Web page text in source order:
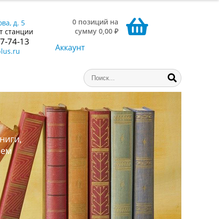
д. 5
станции
74-13
0 позиций на
сумму 0,00 ₽
Аккаунт